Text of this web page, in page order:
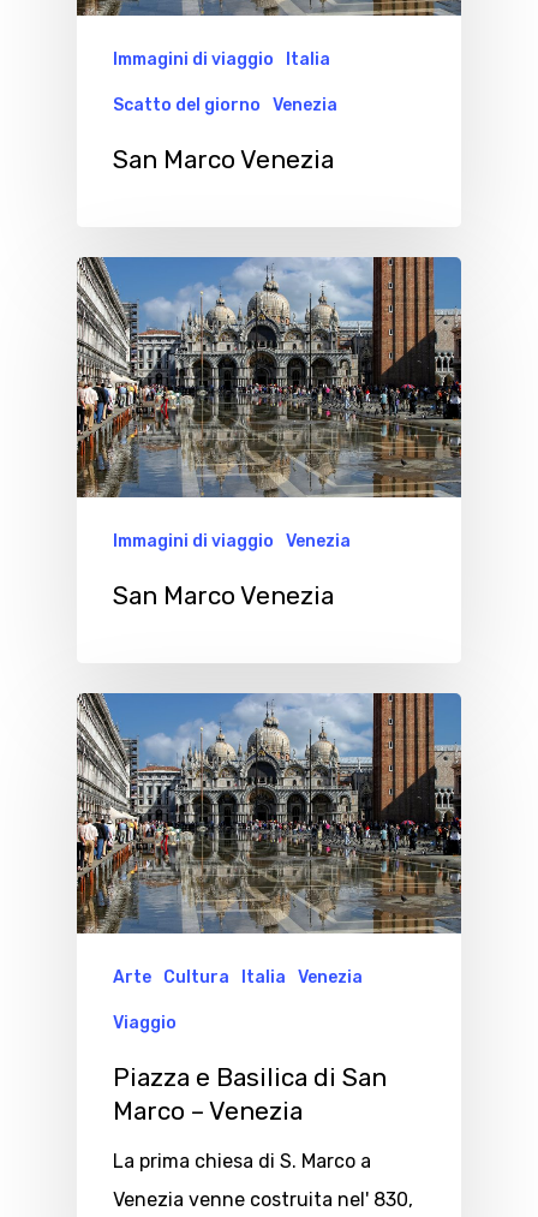
Immagini di viaggio Italia
Scatto del giorno Venezia
San Marco Venezia
Immagini di viaggio Venezia
San Marco Venezia
Arte Cultura Italia Venezia
Viaggio
Piazza e Basilica di San
Marco – Venezia
La prima chiesa di S. Marco a
Venezia venne costruita nel' 830,